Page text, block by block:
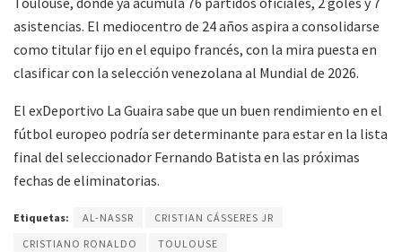
asistencias. El mediocentro de 24 años aspira a consolidarse
como titular fijo en el equipo francés, con la mira puesta en
clasificar con la selección venezolana al Mundial de 2026.
El exDeportivo La Guaira sabe que un buen rendimiento en el
fútbol europeo podría ser determinante para estar en la lista
final del seleccionador Fernando Batista en las próximas
fechas de eliminatorias.
Etiquetas: AL-NASSR
CRISTIAN CÁSSERES JR
CRISTIANO RONALDO
TOULOUSE